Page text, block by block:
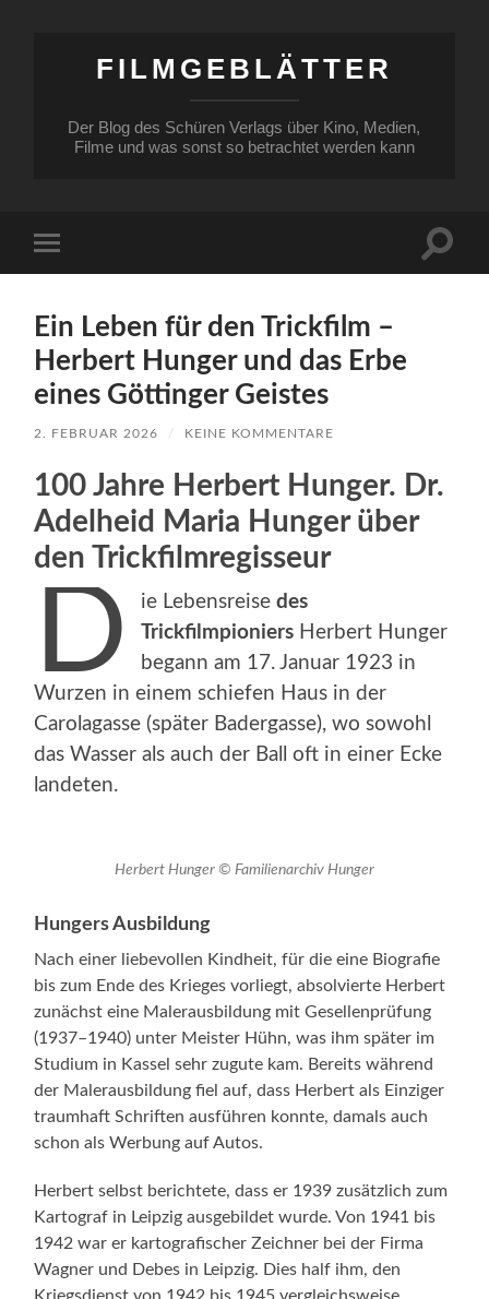
FILMGEBLÄTTER
Der Blog des Schüren Verlags über Kino, Medien,
Filme und was sonst so betrachtet werden kann
Menü
Ein Leben für den Trickfilm –
Herbert Hunger und das Erbe
eines Göttinger Geistes
2. FEBRUAR 2026 / KEINE KOMMENTARE
100 Jahre Herbert Hunger. Dr.
Adelheid Maria Hunger über
den Trickfilmregisseur
D ie Lebensreise des
TrickfilmpioniersHerbert Hunger
begann am 17. Januar 1923 in
Wurzen in einem schiefen Haus in der
Carolagasse (später Badergasse), wo sowohl
das Wasser als auch der Ball oft in einer Ecke
landeten.
Herbert Hunger © Familienarchiv Hunger
Hungers Ausbildung
Nach einer liebevollen Kindheit, für die eine Biografie
bis zum Ende des Krieges vorliegt, absolvierte Herbert
zunächst eine Malerausbildung mit Gesellenprüfung
(1937–1940) unter Meister Hühn, was ihm später im
Studium in Kassel sehr zugute kam. Bereits während
der Malerausbildung fiel auf, dass Herbert als Einziger
traumhaft Schriften ausführen konnte, damals auch
schon als Werbung auf Autos.
Herbert selbst berichtete, dass er 1939 zusätzlich zum
Kartograf in Leipzig ausgebildet wurde. Von 1941 bis
1942 war er kartografischer Zeichner bei der Firma
Wagner und Debes in Leipzig. Dies half ihm, den